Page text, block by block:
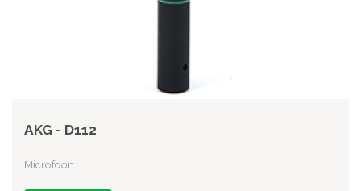
AKG - D112
Microfoon